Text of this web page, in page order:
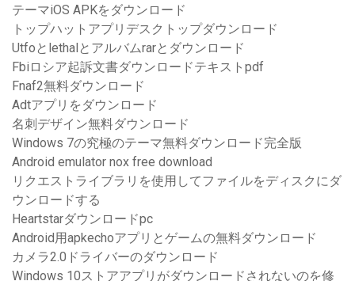
テーマiOS APKをダウンロード
トップハットアプリデスクトップダウンロード
Utfoとlethalとアルバムrarとダウンロード
Fbiロシア起訴文書ダウンロードテキストpdf
Fnaf2無料ダウンロード
Adtアプリをダウンロード
名刺デザイン無料ダウンロード
Windows 7の究極のテーマ無料ダウンロード完全版
Android emulator nox free download
リクエストライブラリを使用してファイルをディスクにダ
ウンロードする
Heartstarダウンロードpc
Android用apkechoアプリとゲームの無料ダウンロード
カメラ2.0ドライバーのダウンロード
Windows 10ストアアプリがダウンロードされないのを修